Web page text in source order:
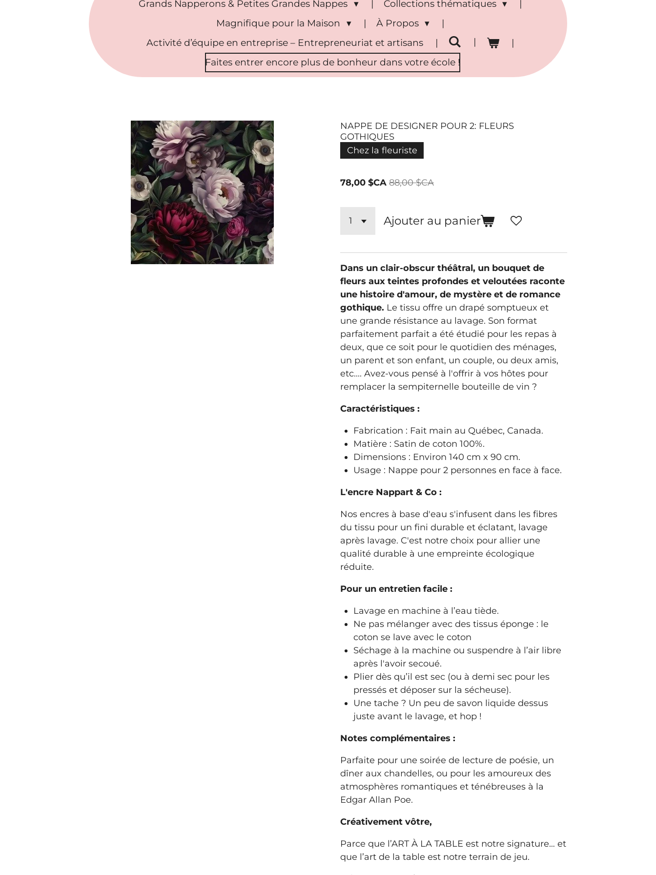
Grands Napperons & Petites Grandes Nappes
Collections thématiques
Magnifique pour la Maison
À Propos
Activité d’équipe en entreprise – Entrepreneuriat et artisans
Faites entrer encore plus de bonheur dans votre école !
NAPPE DE DESIGNER POUR 2: FLEURS
GOTHIQUES
Chez la fleuriste
78,00 $CA 88,00 $CA
Ajouter au panier
Dans un clair-obscur théâtral, un bouquet de
fleurs aux teintes profondes et veloutées raconte
une histoire d'amour, de mystère et de romance
gothique. Le tissu offre un drapé somptueux et
une grande résistance au lavage. Son format
parfaitement parfait a été étudié pour les repas à
deux, que ce soit pour le quotidien des ménages,
un parent et son enfant, un couple, ou deux amis,
etc.... Avez-vous pensé à l'offrir à vos hôtes pour
remplacer la sempiternelle bouteille de vin ?
Caractéristiques :
Fabrication : Fait main au Québec, Canada.
Matière : Satin de coton 100%.
Dimensions : Environ 140 cm x 90 cm.
Usage : Nappe pour 2 personnes en face à face.
L'encre Nappart & Co :
Nos encres à base d'eau s'infusent dans les fibres
du tissu pour un fini durable et éclatant, lavage
après lavage. C'est notre choix pour allier une
qualité durable à une empreinte écologique
réduite.
Pour un entretien facile :
Lavage en machine à l’eau tiède.
Ne pas mélanger avec des tissus éponge : le
coton se lave avec le coton
Séchage à la machine ou suspendre à l’air libre
après l'avoir secoué.
Plier dès qu’il est sec (ou à demi sec pour les
pressés et déposer sur la sécheuse).
Une tache ? Un peu de savon liquide dessus
juste avant le lavage, et hop !
Notes complémentaires :
Parfaite pour une soirée de lecture de poésie, un
dîner aux chandelles, ou pour les amoureux des
atmosphères romantiques et ténébreuses à la
Edgar Allan Poe.
Créativement vôtre,
Parce que l’ART À LA TABLE est notre signature… et
que l’art de la table est notre terrain de jeu.